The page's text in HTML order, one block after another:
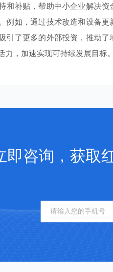
和补贴，帮助中小企业解决
例如，通过技术改造和设备
引了更多的外部投资，推动
力，加速实现可持续发展目标
即咨询，获取